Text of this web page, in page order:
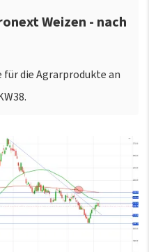
Weizen - nach
für die Agrarprodukte an